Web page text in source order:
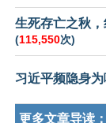
生死存亡之秋
(115,550次)
习近平频隐身
更多文章导读：